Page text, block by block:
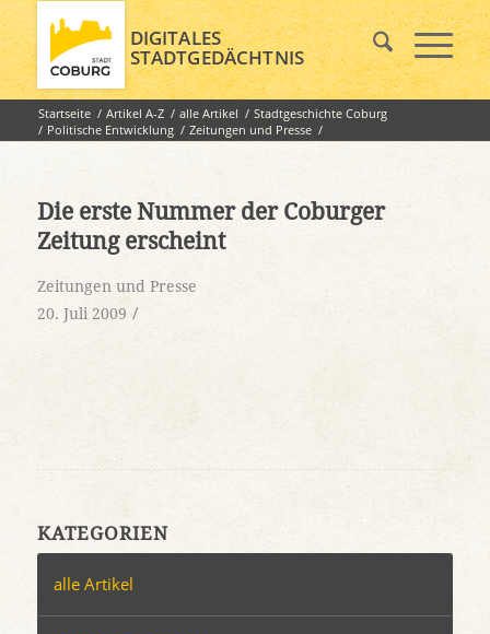
DIGITALES
STADTGEDÄCHTNIS
Startseite / Artikel A-Z / alle Artikel / Stadtgeschichte Coburg
/ Politische Entwicklung / Zeitungen und Presse /
Die erste Nummer der Coburger Zeitung erscheint
Die erste Nummer der Coburger
Zeitung erscheint
Zeitungen und Presse
20. Juli 2009 /
KATEGORIEN
alle Artikel